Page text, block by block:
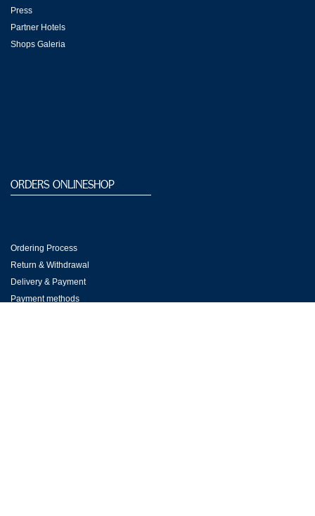
Press
Partner Hotels
Shops Galeria
ORDERS ONLINESHOP
Ordering Process
Return & Withdrawal
Delivery & Payment
Payment methods